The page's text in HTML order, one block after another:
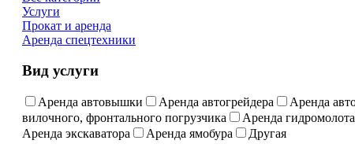
Услуги
Прокат и аренда
Аренда спецтехники
Вид услуги
Аренда автовышки Аренда автогрейдера Аренда
вилочного, фронтального погрузчика
Аренда гидромолота
Аренда экскаватора
Аренда ямобура Другая